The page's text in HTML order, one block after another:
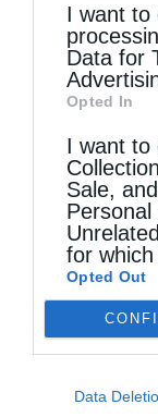
disclose it
I want to
Data for
Opted In
I want to
Sale,
for
Opted Out
Data
Η Εορτή της
Ο νέος
Ιεροσολύμων